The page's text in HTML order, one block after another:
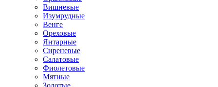
Вишневые
Изумрудные
Венге
Ореховые
Янтарные
Сиреневые
Салатовые
Фиолетовые
Мятные
Золотые